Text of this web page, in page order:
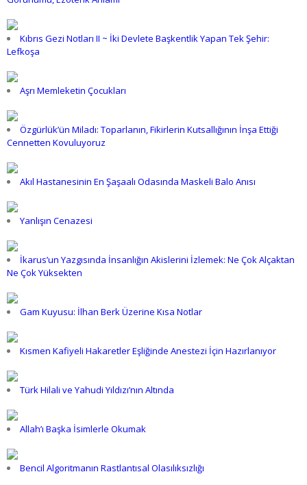
Kıbrıs Gezi Notları II ~ İki Devlete Başkentlik Yapan Tek Şehir:
Lefkoşa
Aşrı Memleketin Çocukları
Özgürlük’ün Miladı: Toparlanın, Fikirlerin Kutsallığının İnşa Ettiği
Cennetten Kovuluyoruz
Akıl Hastanesinin En Şaşaalı Odasında Maskeli Balo Anısı
Yanlışın Cenazesi
İkarus’un Yazgısında İnsanlığın Akislerini İzlemek: Ne Çok Alçaktan
Ne Çok Yüksekten
Gam Kuyusu: İlhan Berk Üzerine Kısa Notlar
Kısmen Kafiyeli Hakaretler Eşliğinde Anestezi İçin Hazırlanıyor
Türk Hilali ve Yahudi Yıldızı’nın Altında
Allah’ı Başka İsimlerle Okumak
Bencil Algoritmanın Rastlantısal Olasılıksızlığı